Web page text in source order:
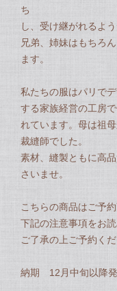
ち
し、受け継がれるよ
兄弟、姉妹はもちろ
ます。
私たちの服はパリで
する家族経営の工房
れています。母は祖
裁縫師でした。
素材、縫製ともに高
さいませ。
こちらの商品はご予
下記の注意事項をお読
ご了承の上ご予約くだ
納期 12月中旬以降